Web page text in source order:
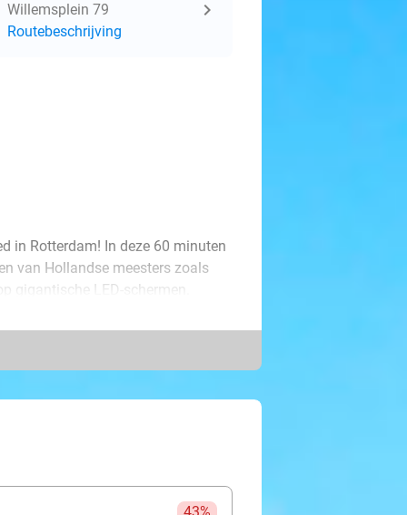
Willemsplein 79
Routebeschrijving
in Rotterdam! In deze 60 minuten
van Hollandse meesters zoals
gigantische LED-schermen.
Ontdek interactieve kunst en
kunt laten vliegen, een kunstwerk
beweging en magie.